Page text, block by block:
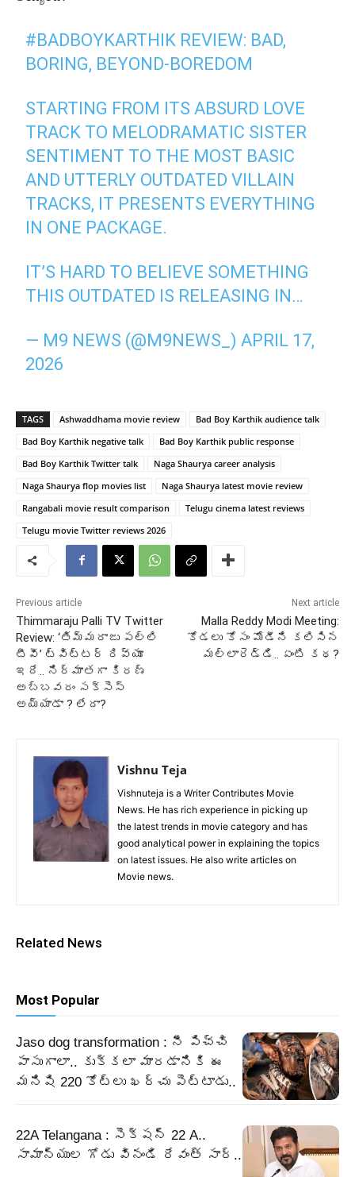
#BADBOYKARTHIK REVIEW: BAD,
BORING, BEYOND-BOREDOM
STARTING FROM ITS ABSURD LOVE
TRACK TO MELODRAMATIC SISTER
SENTIMENT TO THE MOST BASIC
AND UTTERLY OUTDATED VILLAIN
TRACKS, IT PRESENTS EVERYTHING
IN ONE PACKAGE.
IT’S HARD TO BELIEVE SOMETHING
THIS OUTDATED IS RELEASING IN…
— M9 NEWS (@M9NEWS_)APRIL 17,
2026
TAGS Ashwaddhama movie review
Bad Boy Karthik audience talk
Bad Boy Karthik negative talk
Bad Boy Karthik public response
Bad Boy Karthik Twitter talk
Naga Shaurya career analysis
Naga Shaurya flop movies list
Naga Shaurya latest movie review
Rangabali movie result comparison
Telugu cinema latest reviews
Telugu movie Twitter reviews 2026
Previous article
Thimmaraju Palli TV Twitter
Review: ‘తిమ్మరాజు పల్లి
టీవీ’ ట్విట్టర్ రివ్యూ
ఇదే.. నిర్మాతగా కిరణ్
అబ్బవరం సక్సెస్
అయ్యాడా ? లేదా?
Next article
Malla Reddy Modi Meeting:
కోడలు కోసం మోడీని కలిసిన
మల్లారెడ్డి.. ఏంటి కథ?
Vishnu Teja
Vishnuteja is a Writer Contributes Movie
News. He has rich experience in picking up
the latest trends in movie category and has
good analytical power in explaining the topics
on latest issues. He also write articles on
Movie news.
Related News
Most Popular
Jaso dog transformation : నీ పిచ్చి
పాసుగాలా.. కుక్కలా మారడానికి ఈ
మనిషి 220 కోట్లు ఖర్చు పెట్టాడు..
22A Telangana : సెక్షన్ 22 A..
సామాన్యుల గోడు వినండి రేవంత్ సార్..